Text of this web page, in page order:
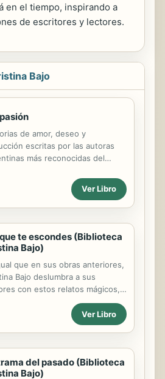
en el tiempo, inspirando a
de escritores y lectores.
Bajo
de amor, deseo y
escritas por las autoras
más reconocidas del
Gloria V. Casañas, Gabriela
Gabriela Margall, Anabella
Graciela Ramos, Mirta Pérez
Guarinoni, Camucha Escobar
Border. ¿Quién no recuerda
en el estómago del
amor? ¿A quién no se le cortó
por el ser amado o
una daga en el corazón al
traicionada? Un amor no
una segunda
Ver Libro
te escondes (Biblioteca
Bajo)
que en sus obras anteriores,
Bajo deslumbra a sus
con estos relatos mágicos,
casi novelas breves, de una
exuberante, con una
exquisita y un magistral
el gótico argentino, los
de «Tú, que te escondes»
definitivamente a él.
Ver Libro
del pasado (Biblioteca
Bajo)